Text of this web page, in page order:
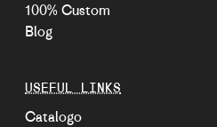
100% Custom
Blog
USEFUL LINKS
Catalogo